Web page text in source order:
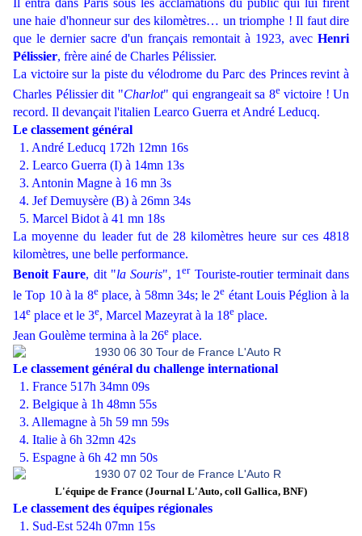
une haie d'honneur sur des kilomètres… un triomphe ! Il faut dire
que le dernier sacre d'un français remontait à 1923, avec Henri
Pélissier, frère ainé de Charles Pélissier.
La victoire sur la piste du vélodrome du Parc des Princes revint à
Charles Pélissier dit "Charlot" qui engrangeait sa 8evictoire ! Un
record. Il devançait l'italien Learco Guerra et André Leducq.
Le classement général
1. André Leducq 172h 12mn 16s
2. Learco Guerra (I) à 14mn 13s
3. Antonin Magne à 16 mn 3s
4. Jef Demuysère (B) à 26mn 34s
5. Marcel Bidot à 41 mn 18s
La moyenne du leader fut de 28 kilomètres heure sur ces 4818
kilomètres, une belle performance.
Benoit Faure, dit "la Souris", 1erTouriste-routier terminait dans
le Top 10 à la 8eplace, à 58mn 34s; le 2e étant Louis Péglion à la
14e place et le 3e, Marcel Mazeyrat à la 18e place.
Jean Goulème termina à la 26e place.
Le classement général du challenge international
1. France 517h 34mn 09s
2. Belgique à 1h 48mn 55s
3. Allemagne à 5h 59 mn 59s
4. Italie à 6h 32mn 42s
5. Espagne à 6h 42 mn 50s
L'équipe de France (Journal L'Auto, coll Gallica, BNF)
Le classement des équipes régionales
1. Sud-Est 524h 07mn 15s